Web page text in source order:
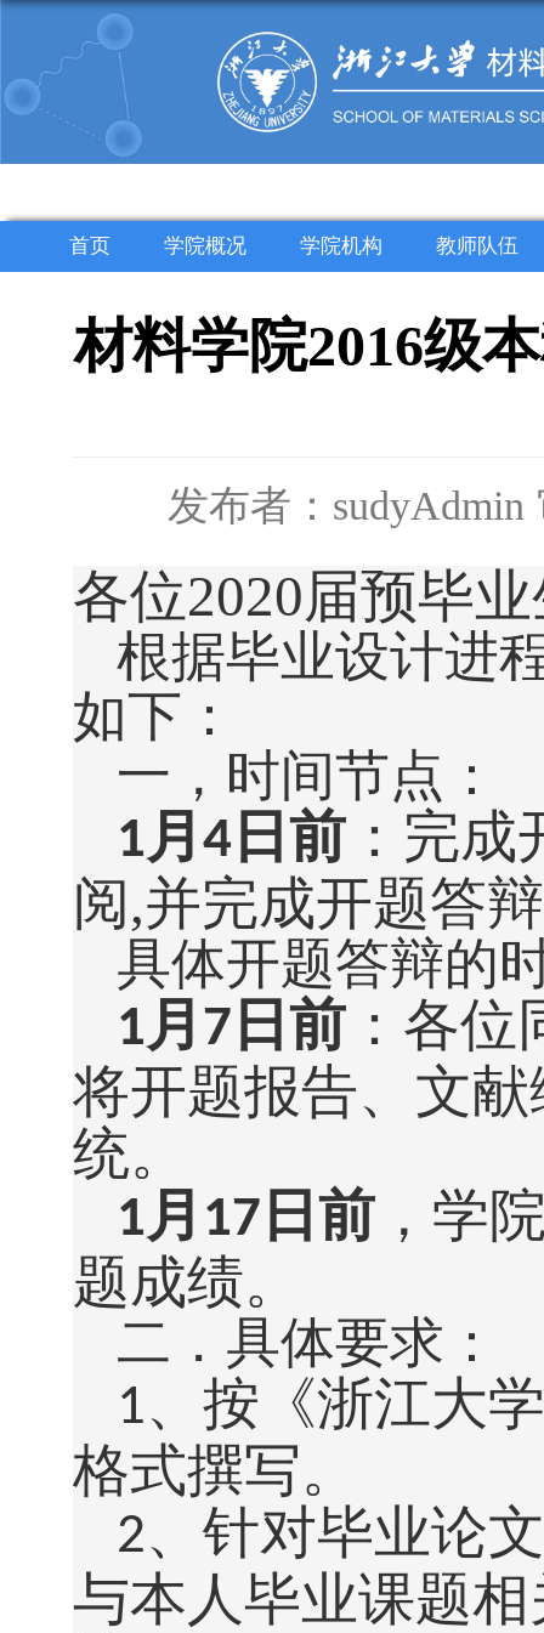
首页 学院概况 学院机构 教师队伍
材料学院2016级
发布者：sudyAdmin
各位2020届预毕
根据毕业设计进
如下：
一，时间节点：
1月 4 日前 ：完
阅,并完成开题答
具体开题答辩的
1月 7 日前 ：各
将开题报告、文
统。
1月 17 日前 ，学
题成绩。
二．具体要求：
1、按《浙江大
格式撰写。
2、针对毕业论
与本人毕业课题